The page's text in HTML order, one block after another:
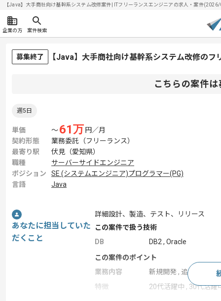
【Java】大手商社向け基幹系システム改修案件| ITフリーランスエンジニアの求人・案件
企業の方 案件検索
募集終了 【Java】大手商社向け基幹系システム改修のフ
こちらの案件
週5日
単価 〜61万 円／月
契約形態
業務委託（フリーランス）
最寄り駅
伏見（愛知県）
職種
サーバーサイドエンジニア
ポジション
SE (システムエンジニア)プログラマー(PG)
言語
Java
あなたに担当していた
だくこと
詳細設計、製造、テスト、リリース
この案件で扱う技術
DB
DB2 , Oracle
この案件のポイント
業務内容
新規開発 , 追加開発 ,
特徴
20代活躍中 , 30代活躍